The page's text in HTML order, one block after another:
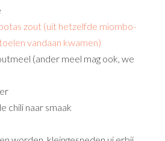
zout (uit hetzelfde miombo-
vandaan kwamen)
(ander meel mag ook, we
chili naar smaak